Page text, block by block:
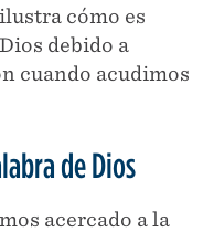
cómo es
debido a
cuando acudimos
de Dios
acercado a la